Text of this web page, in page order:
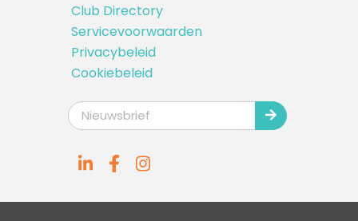
Club Directory
Servicevoorwaarden
Privacybeleid
Cookiebeleid